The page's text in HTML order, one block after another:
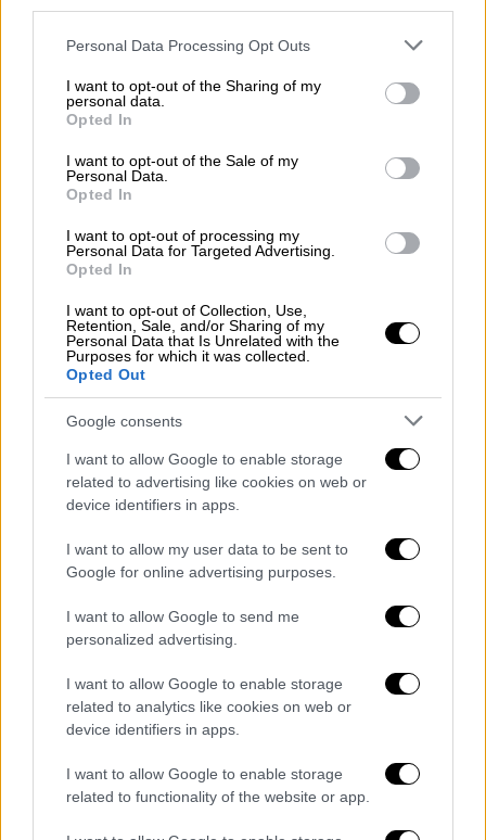
Please note that this website/app uses one or more Google
not limited to your visit or usage behaviour. You may click to
grant or deny consent to Google and its third-party tags to
use your data for below specified purposes in below Google
consent section.
Personal Data Processing Opt Outs
I want to opt-out of the Sharing of my
personal data.
Opted In
I want to opt-out of the Sale of my
Personal Data.
Opted In
I want to opt-out of processing my
Personal Data for Targeted Advertising.
Opted In
I want to opt-out of Collection, Use,
Retention, Sale, and/or Sharing of my
Personal Data that Is Unrelated with the
Purposes for which it was collected.
Opted Out
Google consents
I want to allow Google to enable storage
related to advertising like cookies on web or
device identifiers in apps.
I want to allow my user data to be sent to
Google for online advertising purposes.
I want to allow Google to send me
personalized advertising.
I want to allow Google to enable storage
related to analytics like cookies on web or
device identifiers in apps.
I want to allow Google to enable storage
related to functionality of the website or app.
Oι ημερομηνίες καταβολής για τις
ΤοΙΚΑ θα πληρώσει
τις
Tρίτη 23 Φεβρουαρίου (για
λήγει σε 1, 3, 5, 7, 9)
Τετάρτη 24 Φεβρουαρίου (για
λήγει σε 0, 2, 4, 6, 8)
ΟOAEEθα πληρώσει τις
Τετάρτη 24 Φεβρουαρίου 2021
ΟOΓΑ θα πληρώσει τις
την
Τετάρτη 24 Φεβρουαρίου 2021
ΤοΔημόσιοθα πληρώσει
τιςσυντάξεις την Πέμπτη, 25
Φεβρουαρίου 2021
ΤοΝΑΤκαιΚΕΑΝθα πληρώσουν
Φεβρουαρίου 2021
τιςσυντάξειςτων Ανασφάλιστων
Υπερηλίκων την Πέμπτη,
25 Φεβρουαρίου 2021
ΤοΕΤΑΑ(μη Μισθωτών) θα πληρώσει
τιςσυντάξειςτην Τετάρτη